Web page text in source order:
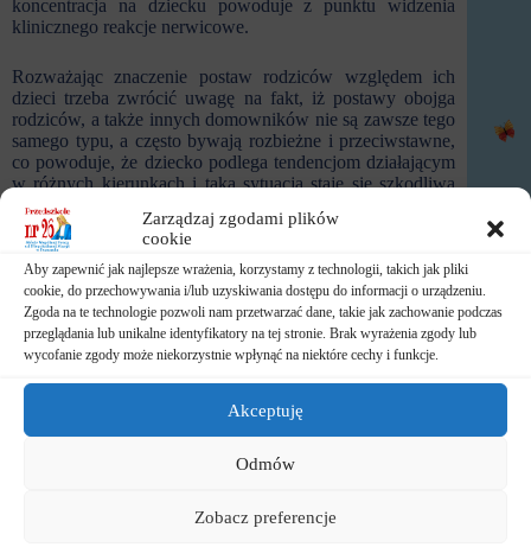
Zarządzaj zgodami plików
cookie
Aby zapewnić jak najlepsze wrażenia, korzystamy z technologii, takich jak pliki
cookie, do przechowywania i/lub uzyskiwania dostępu do informacji o urządzeniu.
Zgoda na te technologie pozwoli nam przetwarzać dane, takie jak zachowanie podczas
przeglądania lub unikalne identyfikatory na tej stronie. Brak wyrażenia zgody lub
wycofanie zgody może niekorzystnie wpłynąć na niektóre cechy i funkcje.
Akceptuję
Odmów
Zobacz preferencje
koncentracja na dziecku powoduje z punktu widzenia
klinicznego reakcje nerwicowe.
Rozważając znaczenie postaw rodziców względem ich
dzieci trzeba zwrócić uwagę na fakt, iż postawy obojga
rodziców, a także innych domowników nie są zawsze tego
samego typu, a często bywają rozbieżne i przeciwstawne,
co powoduje, że dziecko podlega tendencjom działającym
w różnych kierunkach i taka sytuacja staje się szkodliwa
dla jego zdrowia i osobowości. Jeśli tendencje rodziców
nie są rozbieżnie i zachowana zostaje pewna
konsekwencja i koalicja wychowawcza, która oparta jest
na wzajemnej akceptacji i szacunku rodziców do siebie,
odmienność typów postaw matki i ojca nie ma
szkodliwego wpływu na dziecko, a jest źródłem większego
bogactwa doznań emocjonalnych. Jest również okazją do
gromadzenia spostrzeżeń nad różnicami indywidualnymi
Warto również przeanalizować
rodziców w wychowaniu dzieci.